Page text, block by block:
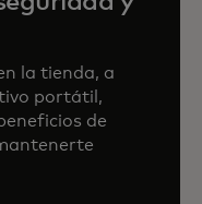
la tienda, a
portátil,
de